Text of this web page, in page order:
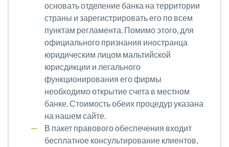
основать отделение банка на территории
страны и зарегистрировать его по всем
пунктам регламента. Помимо этого, для
официального признания иностранца
юридическим лицом мальтийской
юрисдикции и легального
функционирования его фирмы
необходимо открытие счета в местном
банке. Стоимость обеих процедур указана
на нашем сайте.
В пакет правового обеспечения входит
бесплатное консультирование клиентов,